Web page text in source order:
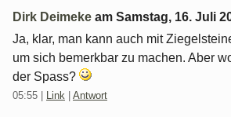
Dirk Deimeke am Samstag, 16. Juli
Ja, klar, man kann auch mit
um sich bemerkbar zu machen. Aber
der Spass?
05:55 Link Antwort